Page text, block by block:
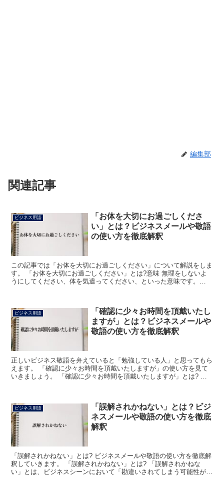
編集部
関連記事
ビジネス用語
「お体を大切にお過ごしくださ
い」とは？ビジネスメールや敬語
の使い方を徹底解釈
この記事では「お体を大切にお過ごしください」について解説をしま
す。 「お体を大切にお過ごしください」とは?意味 無理をしないよ
うにしてください、体を気遣ってください、といった意味です。
ビジネス用語
「確認に少々お時間を頂戴いたし
ますが」とは？ビジネスメールや
敬語の使い方を徹底解釈
正しいビジネス敬語を弁えていると「勉強している人」と思ってもら
えます。 「確認に少々お時間を頂戴いたしますが」の使い方を見て
いきましょう。 「確認に少々お時間を頂戴いたしますが」とは? こ
ビジネス用語
「誤解されかねない」とは？ビジ
ネスメールや敬語の使い方を徹底
解釈
「誤解されかねない」とは? ビジネスメールや敬語の使い方を徹底解
釈していきます。 「誤解されかねない」とは? 「誤解されかねな
い」とは、ビジネスシーンにおいて「勘違いされてしまう可能性がご